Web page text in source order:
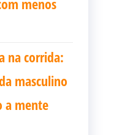
menos
na corrida:
masculino
a mente